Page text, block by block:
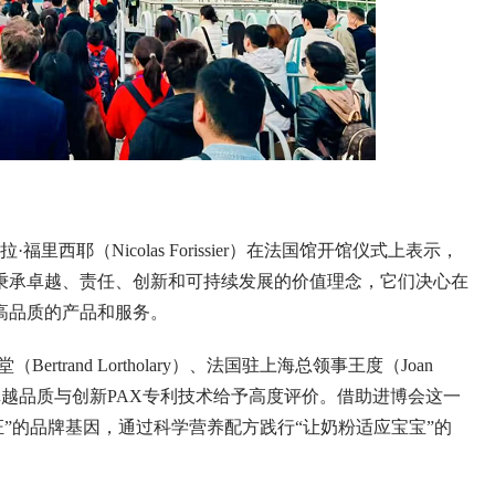
里西耶（Nicolas Forissier）在法国馆开馆仪式上表示，
卓越、责任、创新和可持续发展的价值理念，它们决心在
质的产品和服务。
Lortholary）、法国驻上海总领事王度（Joan
品质与创新PAX专利技术给予高度评价。借助进博会这一
的品牌基因，通过科学营养配方践行“让奶粉适应宝宝”的